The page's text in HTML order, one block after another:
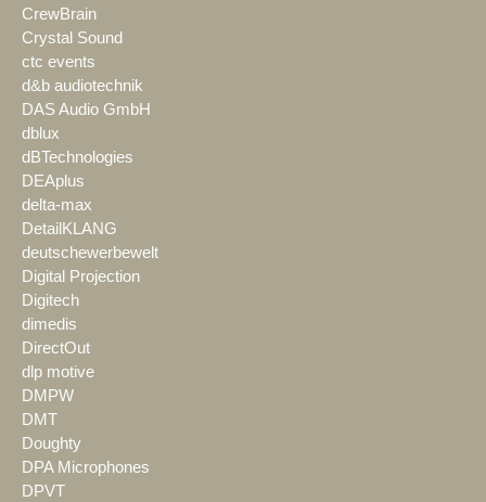
CrewBrain
Crystal Sound
ctc events
d&b audiotechnik
DAS Audio GmbH
dblux
dBTechnologies
DEAplus
delta-max
DetailKLANG
deutschewerbewelt
Digital Projection
Digitech
dimedis
DirectOut
dlp motive
DMPW
DMT
Doughty
DPA Microphones
DPVT